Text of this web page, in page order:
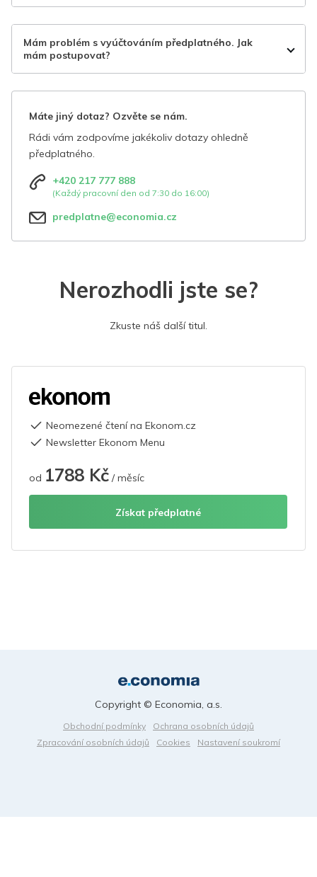
Mám problém s vyúčtováním předplatného. Jak
mám postupovat?
Máte jiný dotaz? Ozvěte se nám.
Rádi vám zodpovíme jakékoliv dotazy ohledně
předplatného.
+420 217 777 888
(Každý pracovní den od 7:30 do 16:00)
predplatne@economia.cz
Nerozhodli jste se?
Zkuste náš další titul.
Neomezené čtení na Ekonom.cz
Newsletter Ekonom Menu
od 1788 Kč / měsíc
Získat předplatné
Obchodní podmínky
Ochrana osobních údajů
Zpracování osobních údajů
Cookies Nastavení soukromí
Copyright © Economia, a.s.